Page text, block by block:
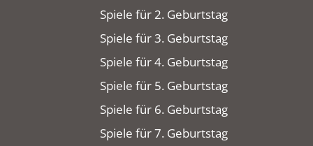
Spiele für 2. Geburtstag
Spiele für 3. Geburtstag
Spiele für 4. Geburtstag
Spiele für 5. Geburtstag
Spiele für 6. Geburtstag
Spiele für 7. Geburtstag